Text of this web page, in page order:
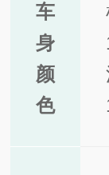
车
身
颜
色